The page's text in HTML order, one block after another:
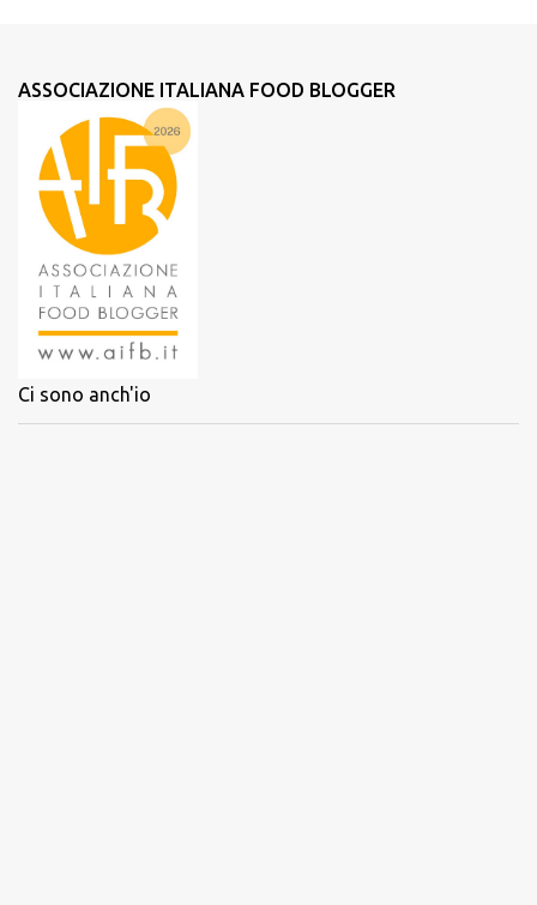
ASSOCIAZIONE ITALIANA FOOD BLOGGER
Ci sono anch'io